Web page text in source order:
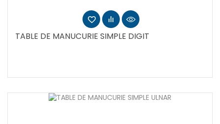
TABLE DE MANUCURIE SIMPLE DIGIT